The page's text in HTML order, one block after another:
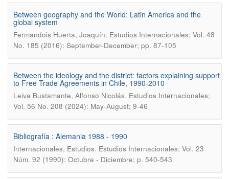
Between geography and the World: Latin America and the
global system
Fermandois Huerta, Joaquín. Estudios Internacionales; Vol. 48
No. 185 (2016): September-December; pp. 87-105
Between the ideology and the district: factors explaining support
to Free Trade Agreements in Chile, 1990-2010
Leiva Bustamante, Alfonso Nicolás. Estudios Internacionales;
Vol. 56 No. 208 (2024): May-August; 9-46
Bibliografía : Alemania 1988 - 1990
Internacionales, Estudios. Estudios Internacionales; Vol. 23
Núm. 92 (1990): Octubre - Diciembre; p. 540-543